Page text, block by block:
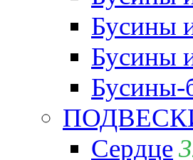
Бусины
Бусины
Бусины-
Сердце